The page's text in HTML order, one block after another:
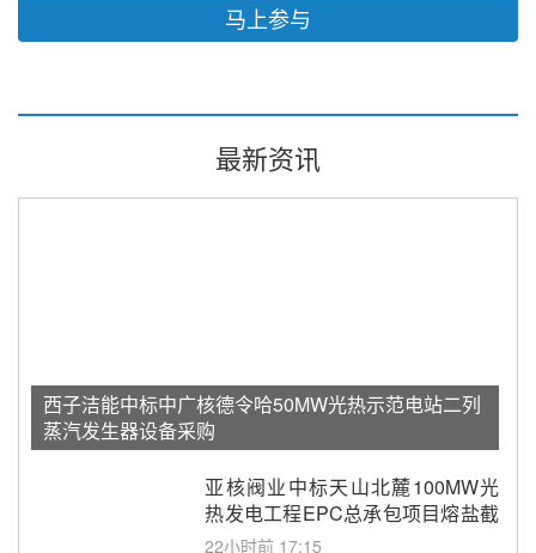
马上参与
最新资讯
西子洁能中标中广核德令哈50MW光热示范电站二列
蒸汽发生器设备采购
亚核阀业中标天山北麓100MW光
热发电工程EPC总承包项目熔盐截
止阀、熔盐三偏心蝶阀采购
22小时前 17:15